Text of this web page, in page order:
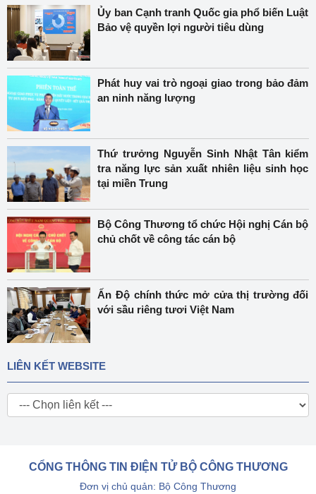
Ủy ban Cạnh tranh Quốc gia phổ biến Luật
Bảo vệ quyền lợi người tiêu dùng
Phát huy vai trò ngoại giao trong bảo đảm
an ninh năng lượng
Thứ trưởng Nguyễn Sinh Nhật Tân kiểm
tra năng lực sản xuất nhiên liệu sinh học
tại miền Trung
Bộ Công Thương tổ chức Hội nghị Cán bộ
chủ chốt về công tác cán bộ
Ấn Độ chính thức mở cửa thị trường đối
với sầu riêng tươi Việt Nam
LIÊN KẾT WEBSITE
CỔNG THÔNG TIN ĐIỆN TỬ BỘ CÔNG THƯƠNG
Đơn vị chủ quản: Bộ Công Thương